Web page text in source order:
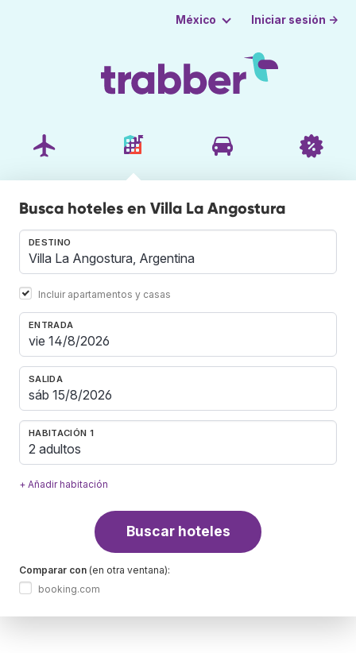
México Iniciar sesión →
Busca hoteles en Villa La Angostura
DESTINO
Incluir apartamentos y casas
ENTRADA
SALIDA
HABITACIÓN 1
2 adultos
+ Añadir habitación
Buscar hoteles
Comparar con (en otra ventana):
booking.com